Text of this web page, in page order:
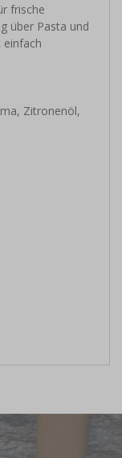
frische
über Pasta und
einfach
Zitronenöl,